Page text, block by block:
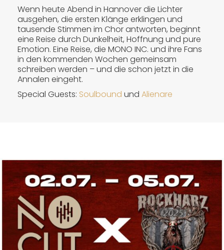
Wenn heute Abend in Hannover die Lichter
ausgehen, die ersten Klänge erklingen und
tausende Stimmen im Chor antworten, beginnt
eine Reise durch Dunkelheit, Hoffnung und pure
Emotion. Eine Reise, die MONO INC. und ihre Fans
in den kommenden Wochen gemeinsam
schreiben werden – und die schon jetzt in die
Annalen eingeht.
Special Guests: Soulbound und Alienare